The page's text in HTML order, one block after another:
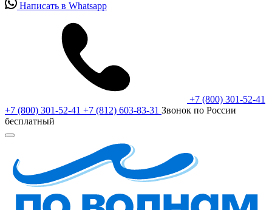
Написать в Whatsapp
+7 (800) 301-52-41
+7 (800) 301-52-41 +7 (812) 603-83-31 Звонок по России
бесплатный